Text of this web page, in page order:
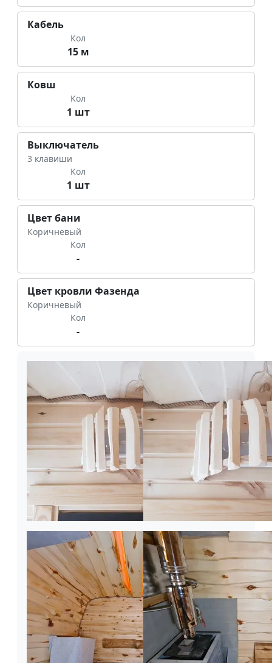
Кабель
Кол
15 м
Ковш
Кол
1 шт
Выключатель
3 клавиши
Кол
1 шт
Цвет бани
Коричневый
Кол
-
Цвет кровли Фазенда
Коричневый
Кол
-